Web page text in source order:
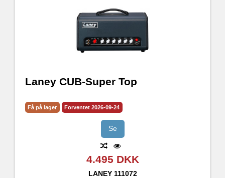
Laney CUB-Super Top
Få på lager Forventet 2026-09-24
Se
4.495 DKK
LANEY 111072